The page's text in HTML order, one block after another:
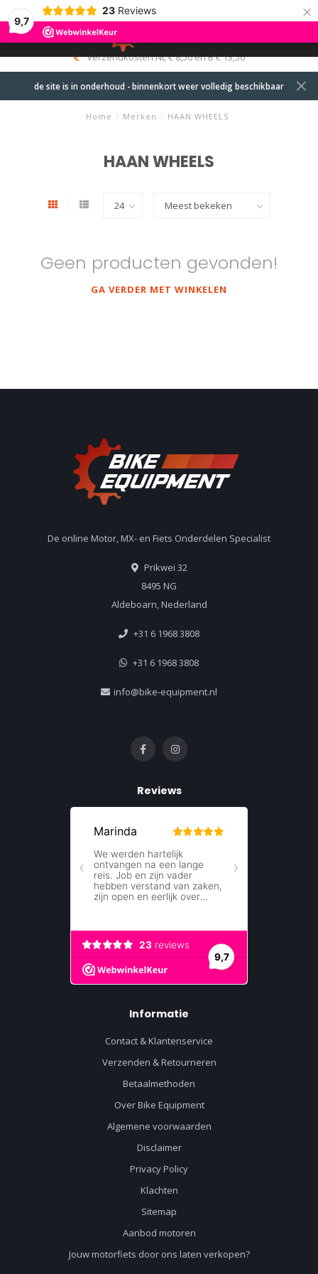
9,7
23 Reviews ×
MENU
0
verzendkosten NL € 8,50 en B € 13,50
de site is in onderhoud - binnenkort weer volledig beschikbaar
Home / Merken / HAAN WHEELS
HAAN WHEELS
Geen producten gevonden!
GA VERDER MET WINKELEN
De online Motor, MX- en Fiets Onderdelen Specialist
Prikwei 32
8495 NG
Aldeboarn, Nederland
+31 6 1968 3808
+31 6 1968 3808
info@bike-equipment.nl
Reviews
Informatie
Contact & Klantenservice
Verzenden & Retourneren
Betaalmethoden
Over Bike Equipment
Algemene voorwaarden
Disclaimer
Privacy Policy
Klachten
Sitemap
Aanbod motoren
Jouw motorfiets door ons laten verkopen?